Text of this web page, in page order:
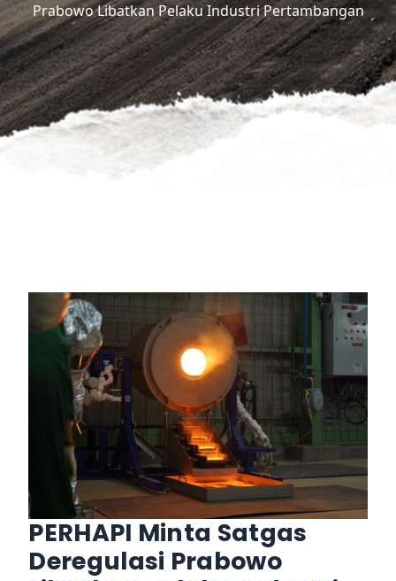
Prabowo Libatkan Pelaku Industri Pertambangan
PERHAPI Minta Satgas
Deregulasi Prabowo